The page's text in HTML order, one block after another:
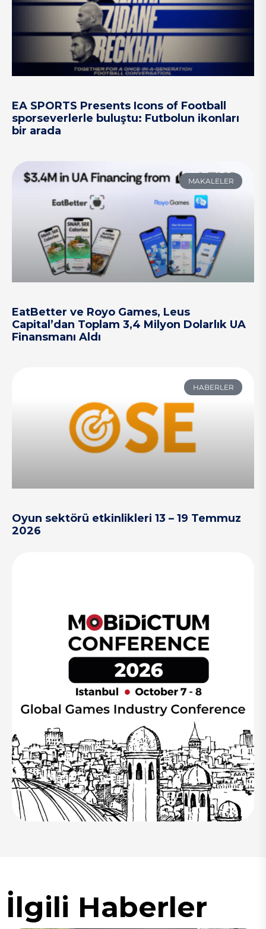
EA SPORTS Presents Icons of Football
sporseverlerle buluştu: Futbolun ikonları
bir arada
MAKALELER
EatBetter ve Royo Games, Leus
Capital’dan Toplam 3,4 Milyon Dolarlık UA
Finansmanı Aldı
HABERLER
Oyun sektörü etkinlikleri 13 – 19 Temmuz
2026
İlgili Haberler